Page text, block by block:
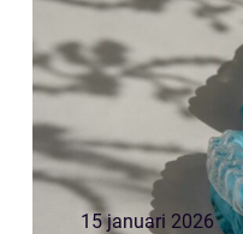
15 januari 2026